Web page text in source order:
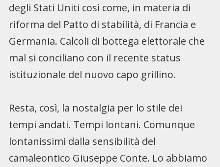
degli Stati Uniti così come, in materia di
riforma del Patto di stabilità, di Francia e
Germania. Calcoli di bottega elettorale che
mal si conciliano con il recente status
istituzionale del nuovo capo grillino.
Resta, così, la nostalgia per lo stile dei
tempi andati. Tempi lontani. Comunque
lontanissimi dalla sensibilità del
camaleontico Giuseppe Conte. Lo abbiamo